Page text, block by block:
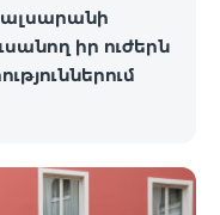
իր ուժերն